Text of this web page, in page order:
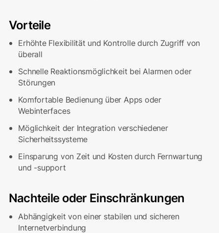
Vorteile
Erhöhte Flexibilität und Kontrolle durch Zugriff von
überall
Schnelle Reaktionsmöglichkeit bei Alarmen oder
Störungen
Komfortable Bedienung über Apps oder
Webinterfaces
Möglichkeit der Integration verschiedener
Sicherheitssysteme
Einsparung von Zeit und Kosten durch Fernwartung
und -support
Nachteile oder Einschränkungen
Abhängigkeit von einer stabilen und sicheren
Internetverbindung